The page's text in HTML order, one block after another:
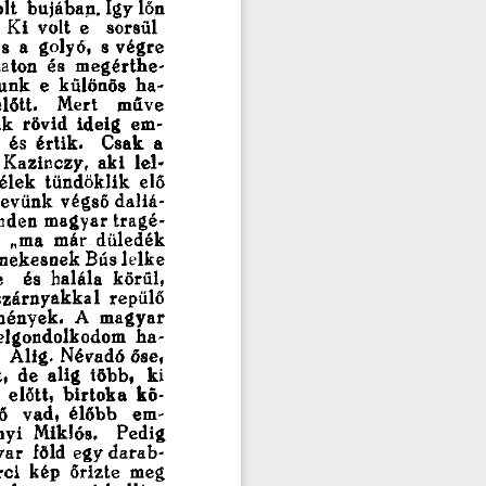
b u j á b a n .  Igy  lőn
K i volt e
sorsül-
a golyó, s  v é g r e
t o n és
m e g é r t h e -
n k e különös h a -
l ő t t . Mert
m ű v e
k rövid i d e i g em-
é s é r t i k . Csak a
Kazinczy, a k i
l e l -
l e k t ü n d ö k l i k elő
végső  daliá-
d e n  m a g y a r  t r a g é -
„ma már d ü l e d é k
e k e s n e k  Bús  l e l k e
és halála
k ö r ü l ,
z á r n y a k k a l
r e p ü l ő
é n y e k . A
m a g y a r
h a -
A l i g .  Névadó  őse,
, d e a l i g t ö b b ,
k i
előtt, b i r t o k a kö-
v a d , é l ő b b
em-
y i Miklós.
P e d i g
a r föld  egy  d a r a b -
c i kép ő r i z t e meg